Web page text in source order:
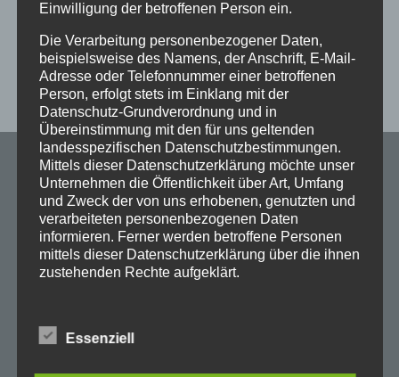
Maschinenfabrik
FRÖMAG GmbH & Co. KG
Am Klingelbach 2
Tel.: +49 2373-7560
Einwilligung der betroffenen Person ein.
Die Verarbeitung personenbezogener Daten,
beispielsweise des Namens, der Anschrift, E-Mail-
Adresse oder Telefonnummer einer betroffenen
Person, erfolgt stets im Einklang mit der
Datenschutz-Grundverordnung und in
Übereinstimmung mit den für uns geltenden
landesspezifischen Datenschutzbestimmungen.
Mittels dieser Datenschutzerklärung möchte unser
Unternehmen die Öffentlichkeit über Art, Umfang
und Zweck der von uns erhobenen, genutzten und
verarbeiteten personenbezogenen Daten
informieren. Ferner werden betroffene Personen
mittels dieser Datenschutzerklärung über die ihnen
zustehenden Rechte aufgeklärt.
Maßnahmen umgesetzt, um einen möglichst
Essenziell